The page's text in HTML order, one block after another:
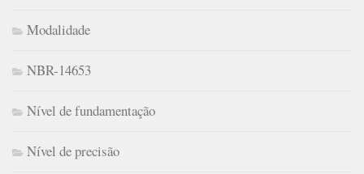
Modalidade
NBR-14653
Nível de fundamentação
Nível de precisão